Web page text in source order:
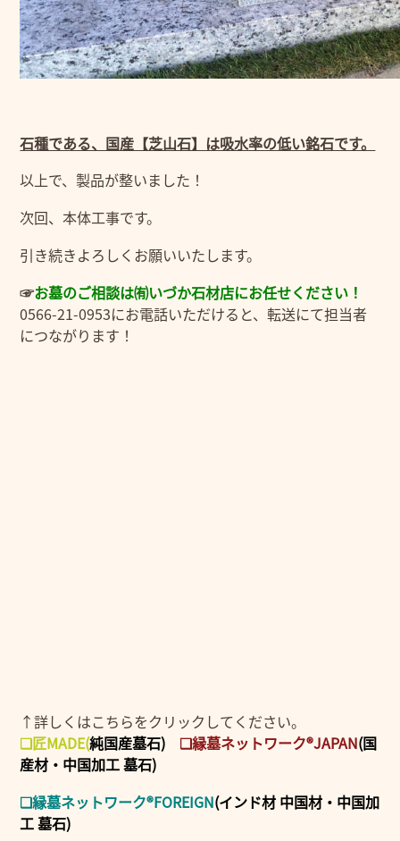
石種である、国産【芝山石】は吸水率の低い銘石です。
以上で、製品が整いました！
次回、本体工事です。
引き続きよろしくお願いいたします。
☞お墓のご相談は㈲いづか石材店にお任せください！
0566-21-0953にお電話いただけると、転送にて担当者
につながります！
↑詳しくはこちらをクリックしてください。
❑匠MADE(純国産墓石) ❑縁墓ネットワーク®JAPAN(国
産材・中国加工 墓石)
❑縁墓ネットワーク®FOREIGN(インド材 中国材・中国加
工 墓石)